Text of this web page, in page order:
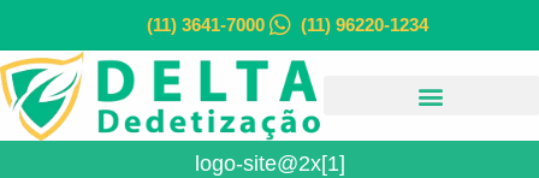
(11) 3641-7000 (11) 96220-1234
logo-site@2x[1]